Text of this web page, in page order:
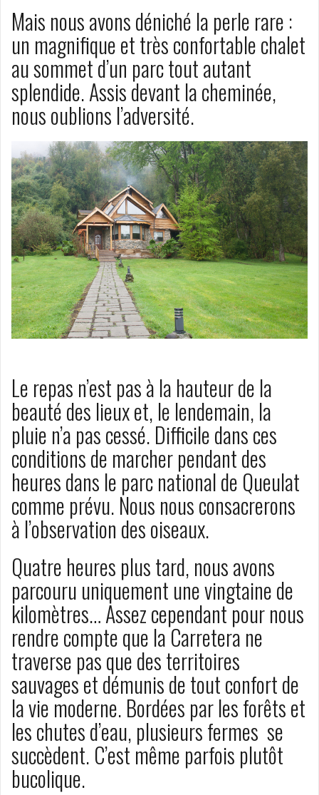
Mais nous avons déniché la perle rare :
un magnifique et très confortable chalet
au sommet d’un parc tout autant
splendide. Assis devant la cheminée,
nous oublions l’adversité.
Le repas n’est pas à la hauteur de la
beauté des lieux et, le lendemain, la
pluie n’a pas cessé. Difficile dans ces
conditions de marcher pendant des
heures dans le parc national de Queulat
comme prévu. Nous nous consacrerons
à l’observation des oiseaux.
Quatre heures plus tard, nous avons
parcouru uniquement une vingtaine de
kilomètres… Assez cependant pour nous
rendre compte que la Carretera ne
traverse pas que des territoires
sauvages et démunis de tout confort de
la vie moderne. Bordées par les forêts et
les chutes d’eau, plusieurs fermes se
succèdent. C’est même parfois plutôt
bucolique.